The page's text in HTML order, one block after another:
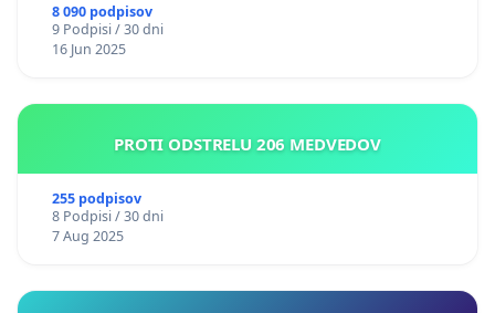
8 090 podpisov
9 Podpisi / 30 dni
16 Jun 2025
PROTI ODSTRELU 206 MEDVEDOV
255 podpisov
8 Podpisi / 30 dni
7 Aug 2025